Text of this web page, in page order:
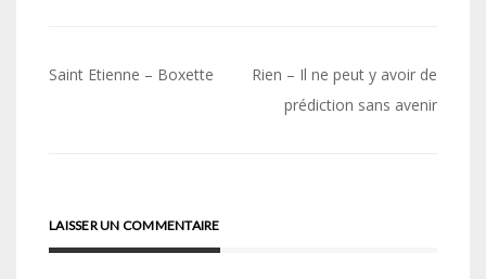
Navigation
Saint Etienne – Boxette
Rien – Il ne peut y avoir de
prédiction sans avenir
LAISSER UN COMMENTAIRE